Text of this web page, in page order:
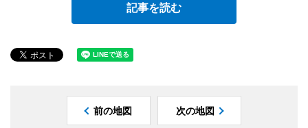
記事を読む
前の地図 次の地図